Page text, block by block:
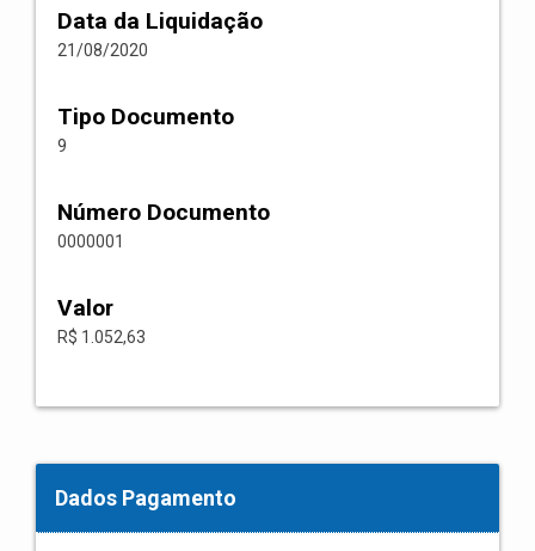
Data da Liquidação
21/08/2020
Tipo Documento
9
Número Documento
0000001
Valor
R$ 1.052,63
Dados Pagamento